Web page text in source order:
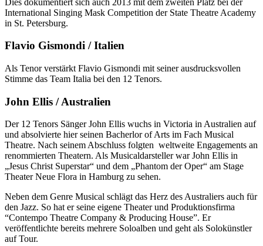
International Singing Mask Competition der State Theatre Academy
in St. Petersburg.
Flavio Gismondi / Italien
Als Tenor verstärkt Flavio Gismondi mit seiner ausdrucksvollen
Stimme das Team Italia bei den 12 Tenors.
John Ellis / Australien
Der 12 Tenors Sänger John Ellis wuchs in Victoria in Australien auf
und absolvierte hier seinen Bacherlor of Arts im Fach Musical
Theatre. Nach seinem Abschluss folgten weltweite Engagements an
renommierten Theatern. Als Musicaldarsteller war John Ellis in
„Jesus Christ Superstar“ und dem „Phantom der Oper“ am Stage
Theater Neue Flora in Hamburg zu sehen.
Neben dem Genre Musical schlägt das Herz des Australiers auch für
den Jazz. So hat er seine eigene Theater und Produktionsfirma
“Contempo Theatre Company & Producing House”. Er
veröffentlichte bereits mehrere Soloalben und geht als Solokünstler
auf Tour.